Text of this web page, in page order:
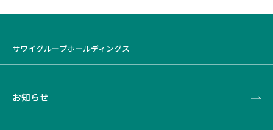
サワイグループホールディングス
お知らせ